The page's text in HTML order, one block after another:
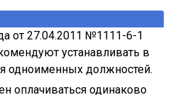
от 27.04.2011 №1111-6-1
устанавливать в
одноименных должностей.
оплачиваться одинаково